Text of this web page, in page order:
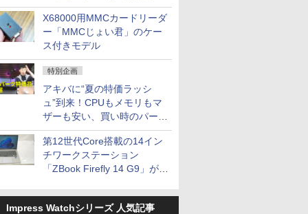
中古PCセール
X68000用MMCカードリーダ
ー「MMCじょい君」のケー
ス付きモデル
特別企画
アキバに“夏の特価ラッシ
ュ”到来！CPUもメモリもマ
ザーも安い、買い時のパーツ
は？【8月7日(金)22時配信】
第12世代Core搭載の14イン
チワークステーション
「ZBook Firefly 14 G9」が
セール
Impress Watchシリーズ 人気記事